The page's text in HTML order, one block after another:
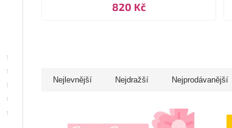
1
1
1
1
1
820 Kč
Nejlevnější Nejdražší Nejprodávanější